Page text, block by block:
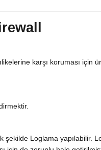
karşı koruması için
şekilde Loglama yapılabilir.